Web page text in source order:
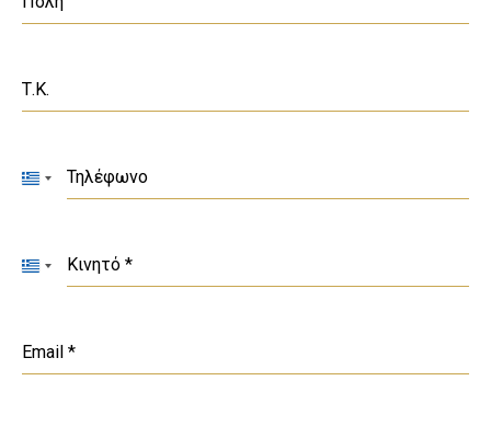
Τ.Κ.
Τηλέφωνο
Greece
Κινητό *
Greece
Email *